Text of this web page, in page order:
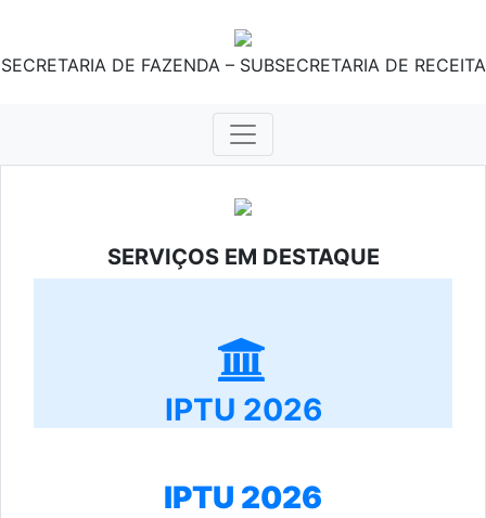
SECRETARIA DE FAZENDA – SUBSECRETARIA DE RECEITA
SERVIÇOS EM DESTAQUE
IPTU 2026
IPTU 2026